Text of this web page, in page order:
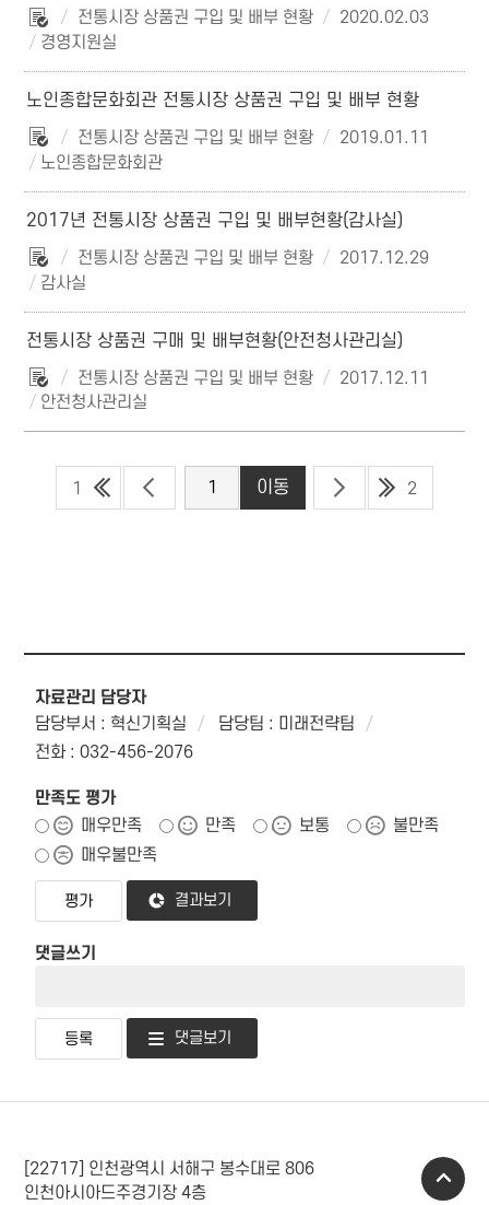
전통시장 상품권 구입 및 배부 현황
2020.02.03
경영지원실
노인종합문화회관 전통시장 상품권 구입 및 배부 현황
전통시장 상품권 구입 및 배부 현황
2019.01.11
노인종합문화회관
2017년 전통시장 상품권 구입 및 배부현황(감사실)
전통시장 상품권 구입 및 배부 현황
2017.12.29
감사실
전통시장 상품권 구매 및 배부현황(안전청사관리실)
전통시장 상품권 구입 및 배부 현황
2017.12.11
안전청사관리실
1 2
자료관리 담당자
담당부서 : 혁신기획실
담당팀 : 미래전략팀
전화 : 032-456-2076
만족도 평가
매우만족
만족 보통
불만족
매우불만족
결과보기
댓글쓰기
댓글보기
[22717] 인천광역시 서해구 봉수대로 806
인천아시아드주경기장 4층